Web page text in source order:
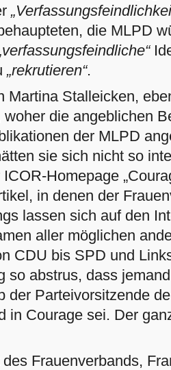
die MLPD
„rekrutieren“.
Martina Stalleicken,
die angeblichen
der MLPD
sie sich nicht so
Homepage
in denen der
lassen sich auf den
aller möglichen
CDU bis SPD und
so abstrus, dass
der Parteivorsitzende
in Courage sei. Der
Frauen­verbands,